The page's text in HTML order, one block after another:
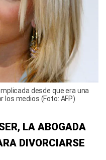
desde que era una
los medios (Foto: AFP)
LA ABOGADA
DIVORCIARSE